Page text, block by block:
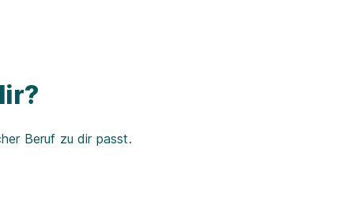
Beruf zu dir passt.